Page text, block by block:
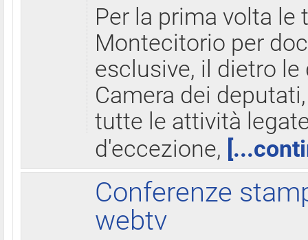
Per la prima volta le
Montecitorio per
esclusive, il dietro
Camera dei
tutte le attività
d'eccezione,
Conferenze
webtv